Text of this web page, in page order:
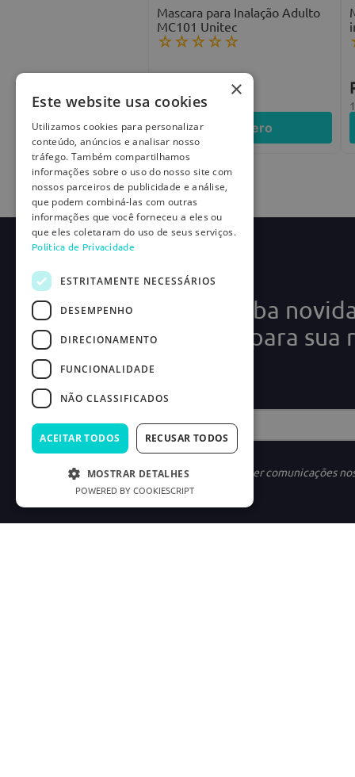
ENVIAR AVALIAÇÃO
Mascara para Inalação Adulto
MC101 Unitec
☆☆☆☆☆
2x deR$25
Eu quero
1
Cadastre-se e receba
ofertas exclusivas para sua
médica!
Ao se cadastrar, você concorda em receber comunicações
×
Este website usa cookies
Utilizamos cookies para personalizar
conteúdo, anúncios e analisar nosso
tráfego. Também compartilhamos
informações sobre o uso do nosso site com
nossos parceiros de publicidade e análise,
que podem combiná-las com outras
informações que você forneceu a eles ou
que eles coletaram do uso de seus serviços.
Política de Privacidade
ESTRITAMENTE NECESSÁRIOS
DESEMPENHO
DIRECIONAMENTO
FUNCIONALIDADE
NÃO CLASSIFICADOS
ACEITAR TODOS RECUSAR TODOS
MOSTRAR DETALHES
POWERED BY COOKIESCRIPT